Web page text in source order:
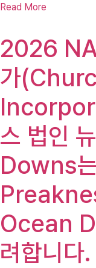
Read More
2026
가
스 법인
Downs
Ocean
려합니다.